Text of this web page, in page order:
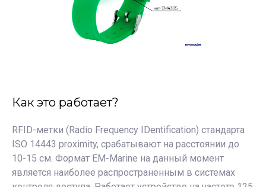
Как это работает?
RFID-метки (Radio Frequency IDentification) стандарта
ISO 14443 proximity, срабатывают на расстоянии до
10-15 см. Формат EM-Marine на данный момент
является наиболее распространенным в системах